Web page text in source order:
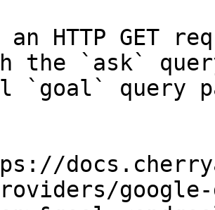
an HTTP GET
the `ask`
`goal` query
google-